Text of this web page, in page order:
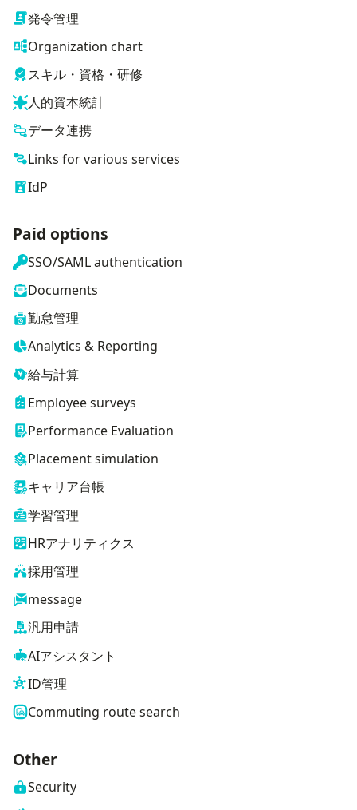
発令管理
Organization chart
スキル・資格・研修
人的資本統計
データ連携
Links for various services
IdP
Paid options
SSO/SAML authentication
Documents
勤怠管理
Analytics & Reporting
給与計算
Employee surveys
Performance Evaluation
Placement simulation
キャリア台帳
学習管理
HRアナリティクス
採用管理
message
汎用申請
AIアシスタント
ID管理
Commuting route search
Other
Security